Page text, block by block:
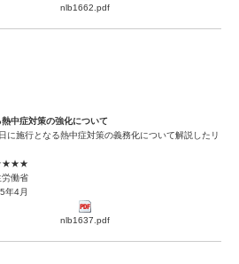
nlb1662.pdf
中症対策の強化について
に施行となる熱中症対策の義務化について解説したリ
労働省
年4月
nlb1637.pdf